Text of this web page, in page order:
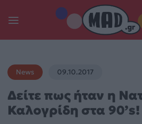
News 09.10.2017
Δείτε πως ήταν η
Καλογρίδη στα 90’s!